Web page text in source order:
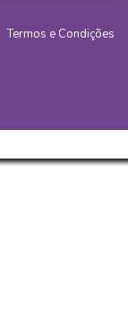
Termos e Condições